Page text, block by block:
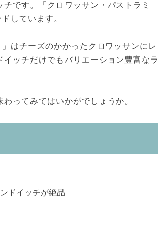
です。「クロワッサン・パストラミ
しています。
はチーズのかかったクロワッサンにレ
ッチだけでもバリエーション豊富なラ
ってみてはいかがでしょうか。
ドイッチが絶品